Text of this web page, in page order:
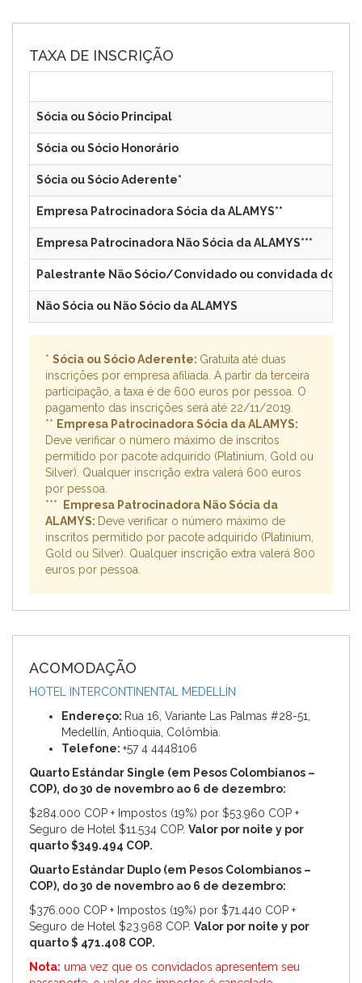
TAXA DE INSCRIÇÃO
Sócia ou Sócio Principal
Sócia ou Sócio Honorário
Sócia ou Sócio Aderente*
Empresa Patrocinadora Sócia da ALAMYS**
Empresa Patrocinadora Não Sócia da ALAMYS***
Palestrante Não Sócio/Convidado ou convidada do
Não Sócia ou Não Sócio da ALAMYS
* Sócia ou Sócio Aderente: Gratuita até duas
inscrições por empresa afiliada. A partir da terceira
participação, a taxa é de 600 euros por pessoa. O
pagamento das inscrições será até 22/11/2019.
** Empresa Patrocinadora Sócia da ALAMYS:
Deve verificar o número máximo de inscritos
permitido por pacote adquirido (Platinium, Gold ou
Silver). Qualquer inscrição extra valerá 600 euros
por pessoa.
***
Empresa Patrocinadora Não Sócia da
ALAMYS: Deve verificar o número máximo de
inscritos permitido por pacote adquirido (Platinium,
Gold ou Silver). Qualquer inscrição extra valerá 800
euros por pessoa.
ACOMODAÇÃO
HOTEL INTERCONTINENTAL MEDELLÍN
Endereço: Rua 16, Variante Las Palmas #28-51,
Medellín, Antioquia, Colômbia.
Telefone: +57 4 4448106
Quarto Estándar Single (em Pesos Colombianos –
COP), do 30 de novembro ao 6 de dezembro:
$284.000 COP + Impostos (19%) por $53.960 COP +
Seguro de Hotel $11.534 COP. Valor por noite y por
quarto $349.494 COP.
Quarto Estándar Duplo (em Pesos Colombianos –
COP), do 30 de novembro ao 6 de dezembro:
$376.000 COP + Impostos (19%) por $71.440 COP +
Seguro de Hotel $23.968 COP. Valor por noite y por
quarto $ 471.408 COP.
Nota: uma vez que os convidados apresentem seu